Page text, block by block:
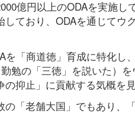
億円以上のODAを実施
ており、ODAを通じてウ
「商道徳」育成に特化し
勉の「三徳」を説いた）
抑止」に貢献する気概を
「老舗大国」でもあり、